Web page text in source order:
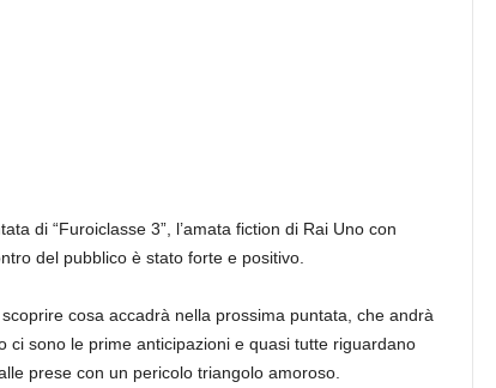
di “Furoiclasse 3”, l’amata fiction di Rai Uno con
del pubblico è stato forte e positivo.
cosa accadrà nella prossima puntata, che andrà
ci sono le prime anticipazioni e quasi tutte riguardano
prese con un pericolo triangolo amoroso.